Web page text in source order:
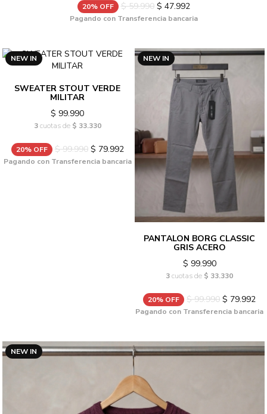
20% OFF $ 59.990$ 47.992
Pagando con Transferencia bancaria
NEW IN
SWEATER STOUT VERDE
MILITAR
$ 99.990
3cuotas de $ 33.330
20% OFF $ 99.990$ 79.992
Pagando con Transferencia bancaria
NEW IN
PANTALON BORG CLASSIC
GRIS ACERO
$ 99.990
3cuotas de $ 33.330
20% OFF $ 99.990 $ 79.992
Pagando con Transferencia bancaria
NEW IN